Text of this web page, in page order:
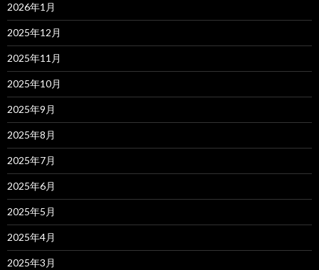
2026年1月
2025年12月
2025年11月
2025年10月
2025年9月
2025年8月
2025年7月
2025年6月
2025年5月
2025年4月
2025年3月